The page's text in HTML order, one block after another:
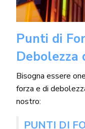
Punti di
Debolezza
Bisogna essere
forza e di
nostro:
PUNTI DI